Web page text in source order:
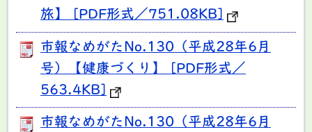
旅】 [PDF形式／751.08KB]
市報なめがたNo.130（平成28年6月
号）【健康づくり】 [PDF形式／
563.4KB]
市報なめがたNo.130（平成28年6月